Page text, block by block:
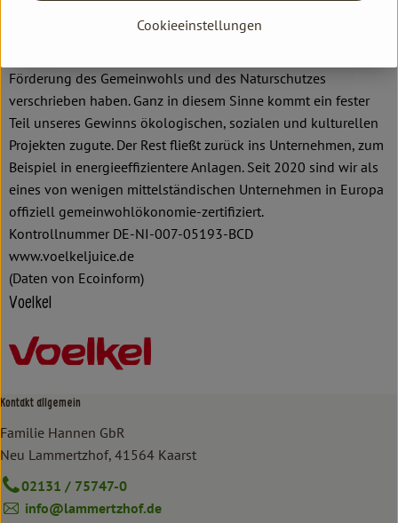
nicht im Besitz einiger Weniger, sondern gehört zwei
Förderung des Gemeinwohls und des Naturschutzes
verschrieben haben. Ganz in diesem Sinne kommt ein fester
Teil unseres Gewinns ökologischen, sozialen und kulturellen
Projekten zugute. Der Rest fließt zurück ins Unternehmen, zum
Beispiel in energieeffizientere Anlagen. Seit 2020 sind wir als
eines von wenigen mittelständischen Unternehmen in Europa
offiziell gemeinwohlökonomie-zertifiziert.
Kontrollnummer DE-NI-007-05193-BCD
www.voelkeljuice.de
(Daten von Ecoinform)
Voelkel
Kontakt allgemein
Familie Hannen GbR
Neu Lammertzhof, 41564 Kaarst
02131 / 75747-0
info@lammertzhof.de
Cookieeinstellungen